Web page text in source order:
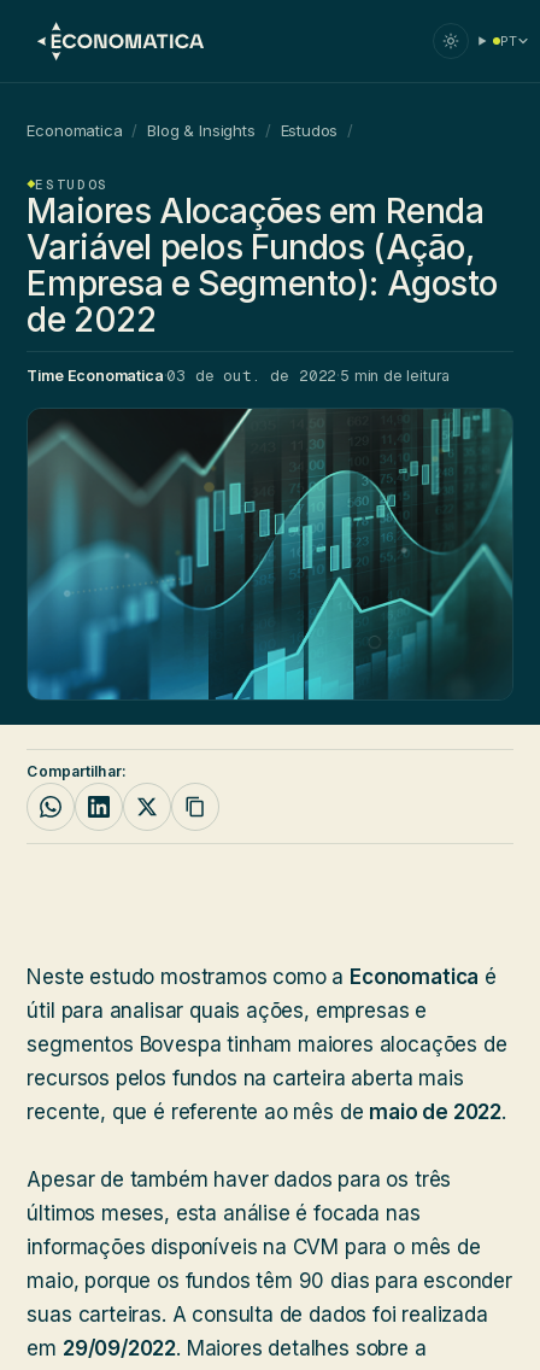
PT
Economatica / Blog & Insights / Estudos /
ESTUDOS
Maiores Alocações em Renda
Variável pelos Fundos (Ação,
Empresa e Segmento): Agosto
de 2022
Time Economatica·03 de out. de 2022·5 min de leitura
Compartilhar:
Neste estudo mostramos como a Economatica é
útil para analisar quais ações, empresas e
segmentos Bovespa tinham maiores alocações de
recursos pelos fundos na carteira aberta mais
recente, que é referente ao mês de maio de 2022.
Apesar de também haver dados para os três
últimos meses, esta análise é focada nas
informações disponíveis na CVM para o mês de
maio, porque os fundos têm 90 dias para esconder
suas carteiras. A consulta de dados foi realizada
em 29/09/2022. Maiores detalhes sobre a